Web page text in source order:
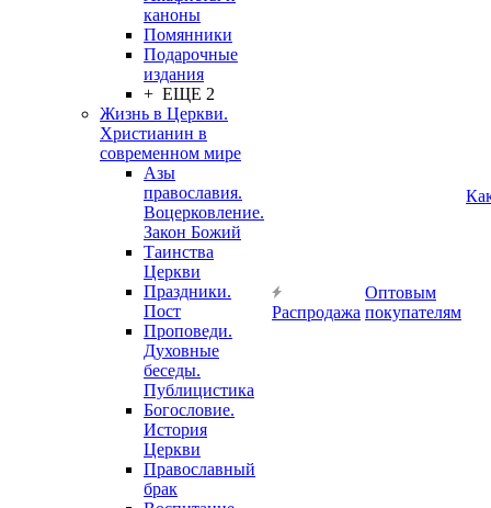
каноны
Помянники
Подарочные
издания
+ ЕЩЕ 2
Жизнь в Церкви.
Христианин в
современном мире
Азы
православия.
Воцерковление.
Закон Божий
Таинства
Церкви
Праздники.
Пост
Проповеди.
Духовные
беседы.
Публицистика
Богословие.
История
Церкви
Православный
брак
Распродажа
Оптовым
покупателям